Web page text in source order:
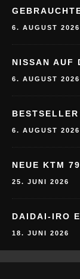
6. AUGUST 2026
NISSAN AUF
6. AUGUST 2026
6. AUGUST 2026
NEUE KTM
25. JUNI 2026
DAIDAI-IRO
18. JUNI 2026